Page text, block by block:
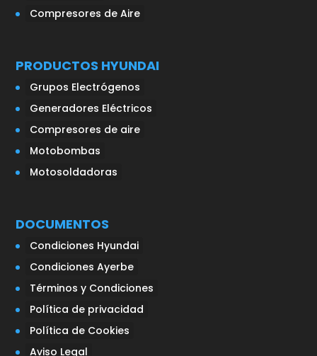
Compresores de Aire
PRODUCTOS HYUNDAI
Grupos Electrógenos
Generadores Eléctricos
Compresores de aire
Motobombas
Motosoldadoras
DOCUMENTOS
Condiciones Hyundai
Condiciones Ayerbe
Términos y Condiciones
Política de privacidad
Política de Cookies
Aviso Legal